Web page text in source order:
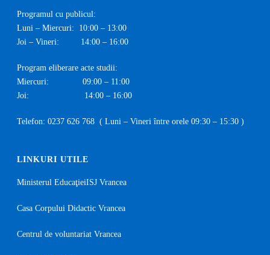
Programul cu publicul:
Luni – Miercuri: 10:00 – 13:00
Joi – Vineri: 14:00 – 16:00
Program eliberare acte studii:
Miercuri: 09:00 – 11:00
Joi: 14:00 – 16:00
Telefon:0237 626 768 ( Luni – Vineri între orele 09:30 – 15:30 )
LINKURI UTILE
Ministerul EducaţieiISJ Vrancea
Casa Corpului Didactic Vrancea
Centrul de voluntariat Vrancea